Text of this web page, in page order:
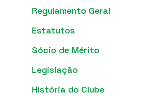
Regulamento Geral
Estatutos
Sócio de Mérito
Legislação
História do Clube